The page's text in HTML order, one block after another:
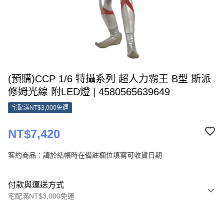
(預購)CCP 1/6 特攝系列 超人力霸王 B型 斯派
修姆光線 附LED燈 | 4580565639649
宅配滿NT$3,000免運
NT$7,420
客約商品：請於結帳時在備註欄位填寫可收貨日期
付款與運送方式
宅配滿NT$3,000免運